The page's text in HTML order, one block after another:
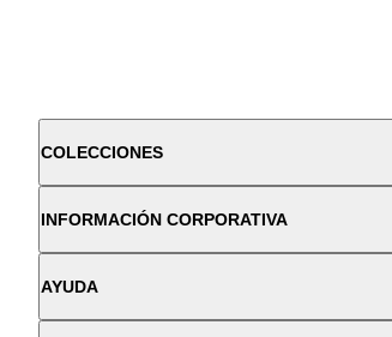
COLECCIONES
INFORMACIÓN CORPORATIVA
AYUDA